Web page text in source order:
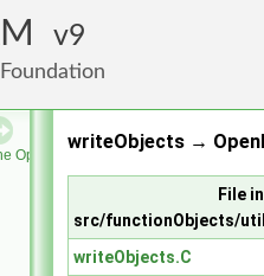
9
OpenFOAM Foundation
writeObjects →
File in
src/functionObjects/
writeObjects.C